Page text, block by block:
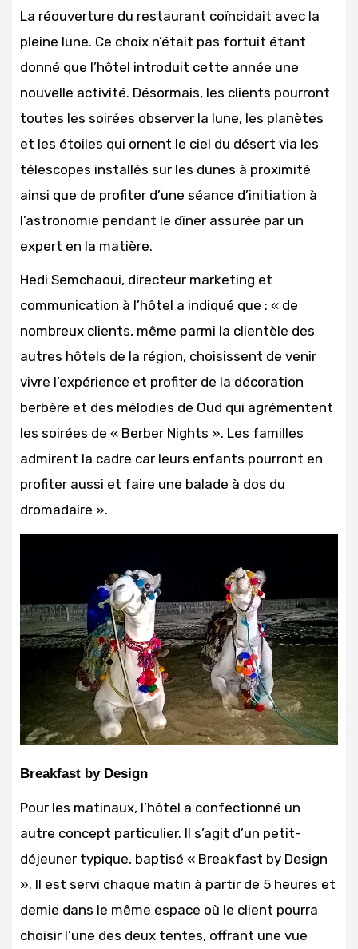
La réouverture du restaurant coïncidait avec la
pleine lune. Ce choix n’était pas fortuit étant
donné que l’hôtel introduit cette année une
nouvelle activité. Désormais, les clients pourront
toutes les soirées observer la lune, les planètes
et les étoiles qui ornent le ciel du désert via les
télescopes installés sur les dunes à proximité
ainsi que de profiter d’une séance d’initiation à
l’astronomie pendant le dîner assurée par un
expert en la matière.
Hedi Semchaoui, directeur marketing et
communication à l’hôtel a indiqué que : « de
nombreux clients, même parmi la clientèle des
autres hôtels de la région, choisissent de venir
vivre l’expérience et profiter de la décoration
berbère et des mélodies de Oud qui agrémentent
les soirées de « Berber Nights ». Les familles
admirent la cadre car leurs enfants pourront en
profiter aussi et faire une balade à dos du
dromadaire ».
Breakfast by Design
Pour les matinaux, l’hôtel a confectionné un
autre concept particulier. Il s’agit d’un petit-
déjeuner typique, baptisé « Breakfast by Design
». Il est servi chaque matin à partir de 5 heures et
demie dans le même espace où le client pourra
choisir l’une des deux tentes, offrant une vue